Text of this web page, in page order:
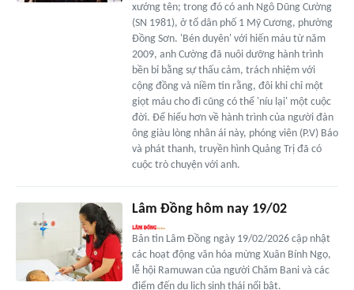
xướng tên; trong đó có anh Ngô Dũng Cường
(SN 1981), ở tổ dân phố 1 Mỹ Cương, phường
Đồng Sơn. 'Bén duyên' với hiến máu từ năm
2009, anh Cường đã nuôi dưỡng hành trình
bền bỉ bằng sự thấu cảm, trách nhiệm với
cộng đồng và niềm tin rằng, đôi khi chỉ một
giọt máu cho đi cũng có thể 'níu lại' một cuộc
đời. Để hiểu hơn về hành trình của người đàn
ông giàu lòng nhân ái này, phóng viên (P.V) Báo
và phát thanh, truyền hình Quảng Trị đã có
cuộc trò chuyện với anh.
Lâm Đồng hôm nay 19/02
Bản tin Lâm Đồng ngày 19/02/2026 cập nhật
các hoạt động văn hóa mừng Xuân Bính Ngọ,
lễ hội Ramuwan của người Chăm Bani và các
điểm đến du lịch sinh thái nổi bật.